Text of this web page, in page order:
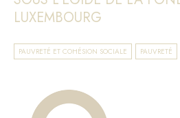
LUXEMBOURG
PAUVRETÉ ET COHÉSION SOCIALE PAUVRETÉ